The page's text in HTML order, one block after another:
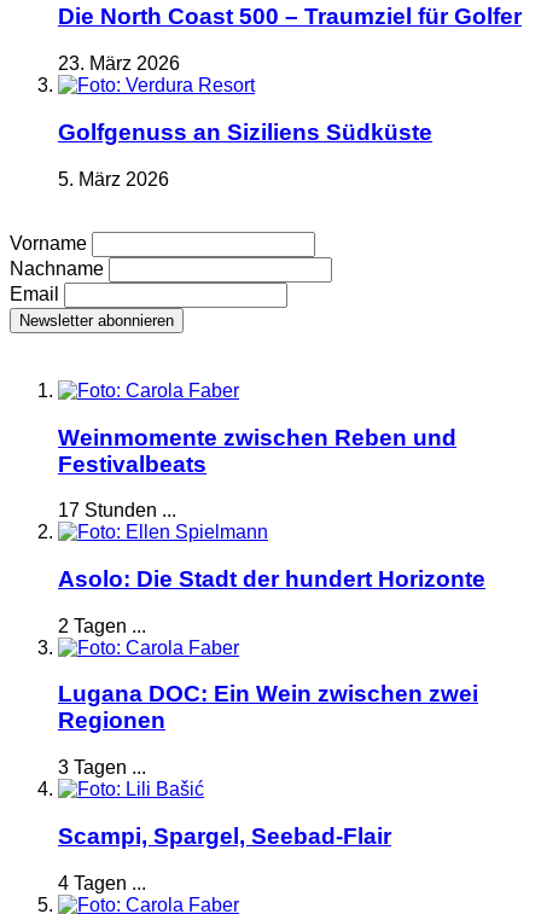
Die North Coast 500 – Traumziel für Golfer
23. März 2026
Golfgenuss an Siziliens Südküste
5. März 2026
Vorname
Nachname
Email
Weinmomente zwischen Reben und
Festivalbeats
17 Stunden ...
Asolo: Die Stadt der hundert Horizonte
2 Tagen ...
Lugana DOC: Ein Wein zwischen zwei
Regionen
3 Tagen ...
Scampi, Spargel, Seebad-Flair
4 Tagen ...